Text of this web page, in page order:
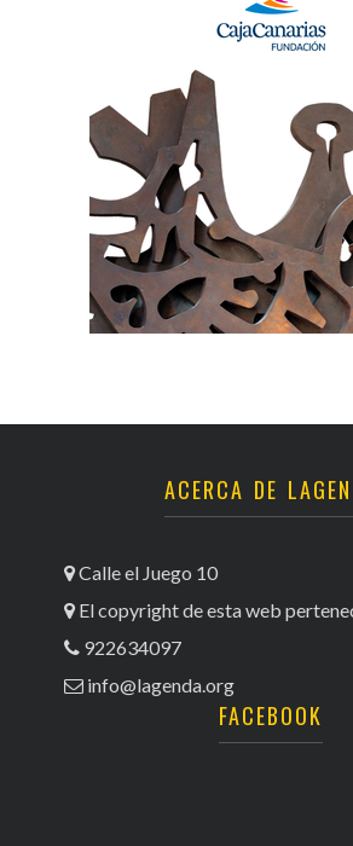
ACERCA DE
Calle el Juego 10
El copyright de esta web
922634097
info@lagenda.org
FACEBOOK